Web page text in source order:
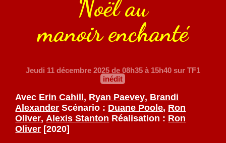
Noël au
manoir enchanté
Jeudi 11 décembre 2025de 08h35 à 15h40 sur TF1
inédit
Avec Erin Cahill , Ryan Paevey, Brandi
Alexander Scénario : Duane Poole, Ron
Oliver,Alexis Stanton Réalisation : Ron
Oliver [2020]